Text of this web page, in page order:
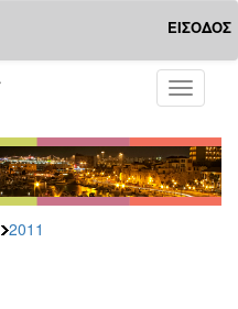
ΕΙΣΟΔΟΣ
Toggle
2011